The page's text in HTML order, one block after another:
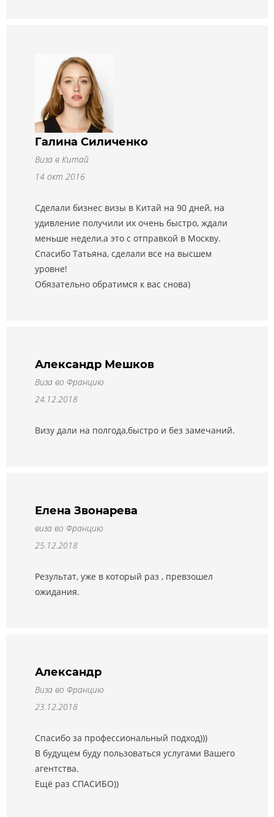
Галина Силиченко
Виза в Китай
14 окт 2016
Сделали бизнес визы в Китай на 90 дней, на
удивление получили их очень быстро, ждали
меньше недели,а это с отправкой в Москву.
Спасибо Татьяна, сделали все на высшем
уровне!
Обязательно обратимся к вас снова)
Александр Мешков
Виза во Францию
24.12.2018
Визу дали на полгода,быстро и без замечаний.
Елена Звонарева
виза во Францию
25.12.2018
Результат, уже в который раз , превзошел
ожидания.
Александр
Виза во Францию
23.12.2018
Спасибо за профессиональный подход)))
В будущем буду пользоваться услугами Вашего
агентства.
Ещё раз СПАСИБО))